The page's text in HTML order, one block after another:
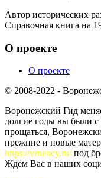
Автор исторических
Справочная книга на
О проекте
О проекте
© 2008-2022 -
Воронежский Гид
долгие годы вы были
прощаться,
прежние и новые
https://vrnency.ru/под
Ждём Вас в наших